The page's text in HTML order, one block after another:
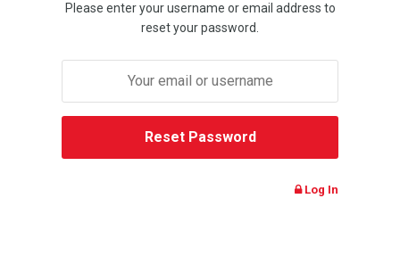
Please enter your username or email address to
reset your password.
Log In